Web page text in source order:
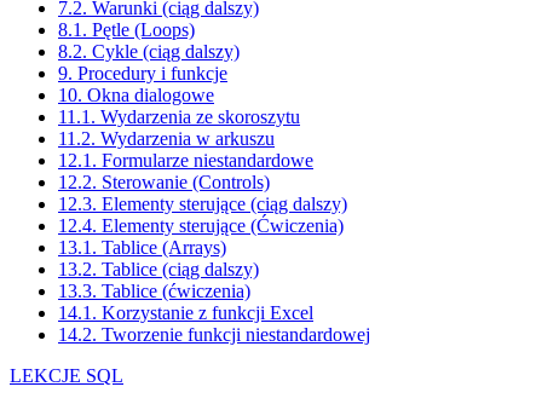
7.2. Warunki (ciąg dalszy)
8.1. Pętle (Loops)
8.2. Cykle (ciąg dalszy)
9. Procedury i funkcje
10. Okna dialogowe
11.1. Wydarzenia ze skoroszytu
11.2. Wydarzenia w arkuszu
12.1. Formularze niestandardowe
12.2. Sterowanie (Controls)
12.3. Elementy sterujące (ciąg dalszy)
12.4. Elementy sterujące (Ćwiczenia)
13.1. Tablice (Arrays)
13.2. Tablice (ciąg dalszy)
13.3. Tablice (ćwiczenia)
14.1. Korzystanie z funkcji Excel
14.2. Tworzenie funkcji niestandardowej
LEKCJE SQL